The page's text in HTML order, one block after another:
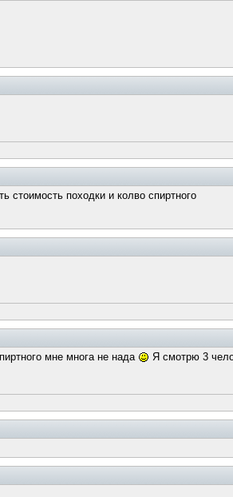
стоимость походки и колво спиртного
мне многа не нада
Я смотрю 3